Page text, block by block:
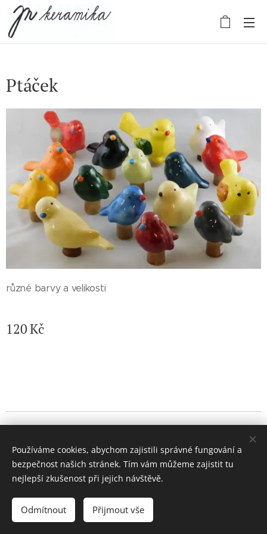
Ptáček
různé barvy a velikosti
120Kč
Do košíku
Vytvořeno službouWebnode Cookies
Používáme cookies, abychom zajistili správné fungování a
bezpečnost našich stránek. Tím vám můžeme zajistit tu
nejlepší zkušenost při jejich návštěvě.
Odmítnout Přijmout vše